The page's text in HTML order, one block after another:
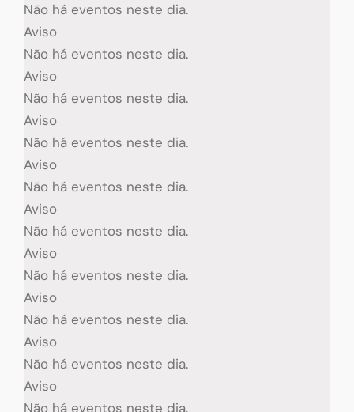
Não há eventos neste dia.
Aviso
Não há eventos neste dia.
Aviso
Não há eventos neste dia.
Aviso
Não há eventos neste dia.
Aviso
Não há eventos neste dia.
Aviso
Não há eventos neste dia.
Aviso
Não há eventos neste dia.
Aviso
Não há eventos neste dia.
Aviso
Não há eventos neste dia.
Aviso
Não há eventos neste dia.